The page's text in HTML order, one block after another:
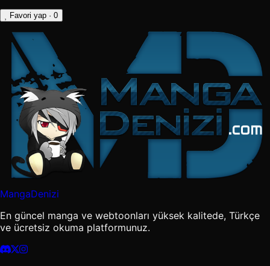
Favori yap · 0
MangaDenizi
En güncel manga ve webtoonları yüksek kalitede, Türkçe
ve ücretsiz okuma platformunuz.